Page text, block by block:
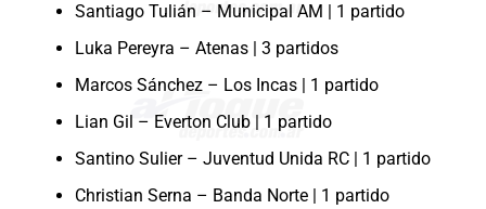
Santiago Tulián – Municipal AM | 1 partido
Luka Pereyra – Atenas | 3 partidos
Marcos Sánchez – Los Incas | 1 partido
Lian Gil – Everton Club | 1 partido
Santino Sulier – Juventud Unida RC | 1 partido
Christian Serna – Banda Norte | 1 partido